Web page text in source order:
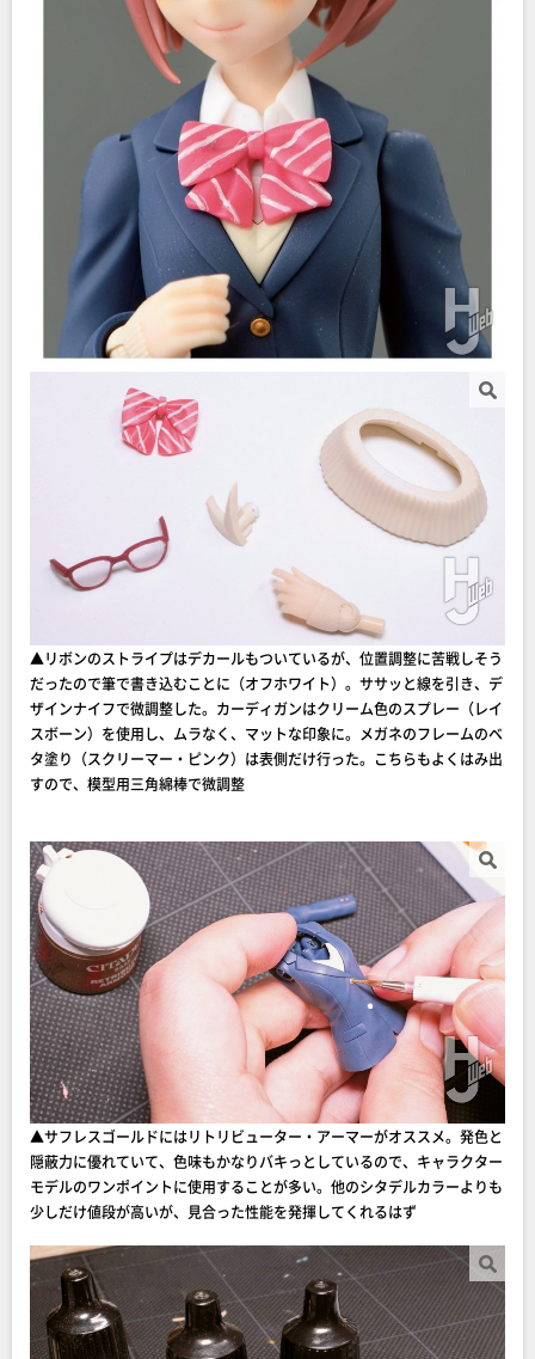
▲リボンのストライプはデカールもついているが、位置調整に苦戦しそう
だったので筆で書き込むことに（オフホワイト）。ササッと線を引き、デ
ザインナイフで微調整した。カーディガンはクリーム色のスプレー（レイ
スボーン）を使用し、ムラなく、マットな印象に。メガネのフレームのベ
タ塗り（スクリーマー・ピンク）は表側だけ行った。こちらもよくはみ出
すので、模型用三角綿棒で微調整
▲サフレスゴールドにはリトリビューター・アーマーがオススメ。発色と
隠蔽力に優れていて、色味もかなりバキっとしているので、キャラクター
モデルのワンポイントに使用することが多い。他のシタデルカラーよりも
少しだけ値段が高いが、見合った性能を発揮してくれるはず